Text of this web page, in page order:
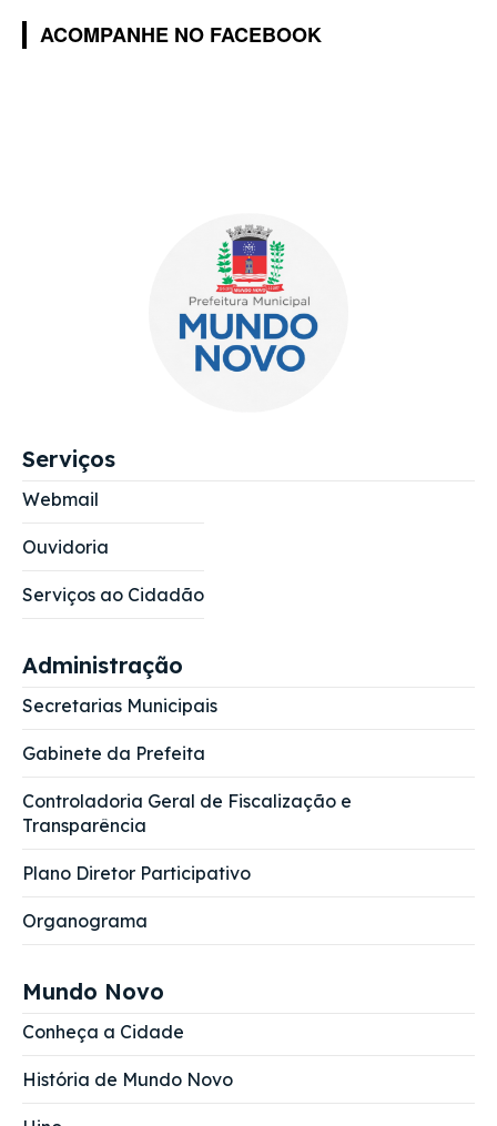
ACOMPANHE NO FACEBOOK
Serviços
Webmail
Ouvidoria
Serviços ao Cidadão
Administração
Secretarias Municipais
Gabinete da Prefeita
Controladoria Geral de Fiscalização e
Transparência
Plano Diretor Participativo
Organograma
Mundo Novo
Conheça a Cidade
História de Mundo Novo